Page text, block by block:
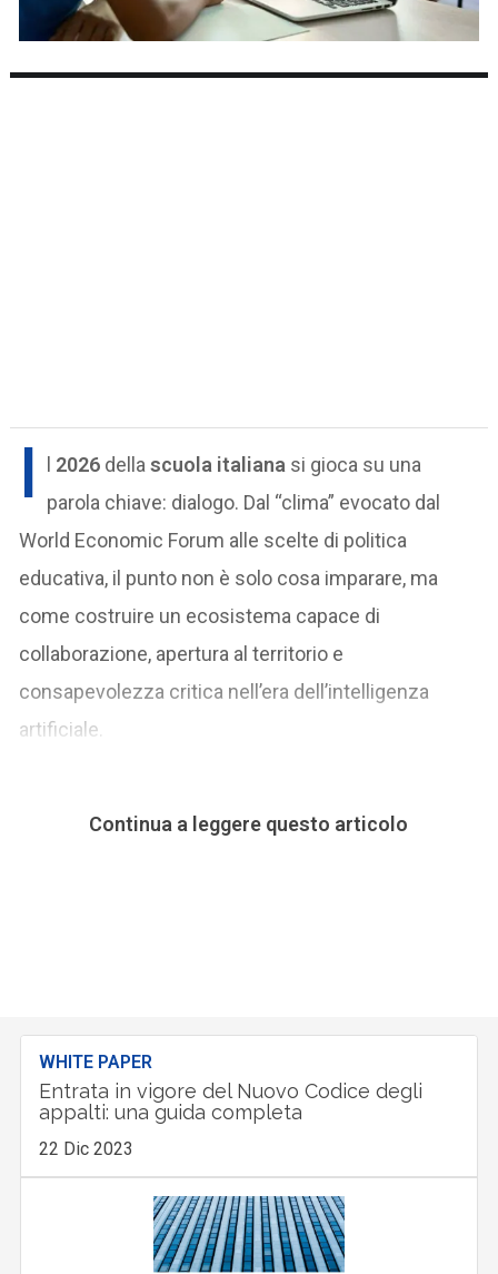
I l 2026 dellascuola italiana si gioca su una
parola chiave: dialogo. Dal “clima” evocato dal
World Economic Forum alle scelte di politica
educativa, il punto non è solo cosa imparare, ma
come costruire un ecosistema capace di
collaborazione, apertura al territorio e
consapevolezza critica nell’era dell’intelligenza
artificiale.
Continua a leggere questo articolo
WHITE PAPER
Entrata in vigore del Nuovo Codice degli
appalti: una guida completa
22 Dic 2023